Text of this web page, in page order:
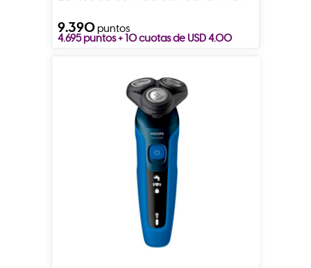
9.390puntos
4.695 puntos + 10 cuotas de USD 4.00